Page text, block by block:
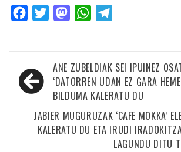
FacebookTwitterMastodonWhatsApp
Bidalketetan
zehar
nabigatu
ANE ZUBELDIAK SEI IPUINEZ
‘DATORREN UDAN EZ GARA
BILDUMA KALERATU DU
JABIER MUGURUZAK ‘CAFE MOKKA’
KALERATU DU ETA IRUDI
LAGUNDU DITU